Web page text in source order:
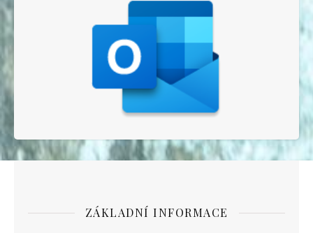
ZÁKLADNÍ INFORMACE